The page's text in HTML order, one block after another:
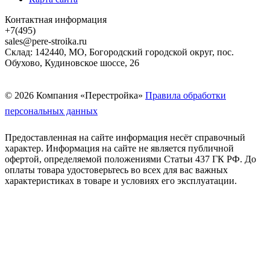
Контактная информация
+7(495)
sales@pere-stroika.ru
Склад: 142440, МО, Богородский городской округ, пос.
Обухово, Кудиновское шоссе, 26
© 2026 Компания «Перестройка» Правила обработки
персональных данных
Предоставленная на сайте информация несёт справочный
характер. Информация на сайте не является публичной
офертой, определяемой положениями Статьи 437 ГК РФ. До
оплаты товара удостоверьтесь во всех для вас важных
характеристиках в товаре и условиях его эксплуатации.